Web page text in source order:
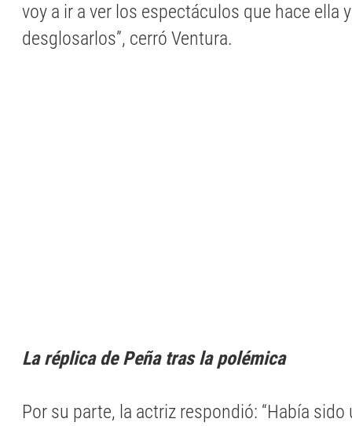
voy a ir a ver los espectáculos que hace ella
desglosarlos”, cerró Ventura.
La réplica de Peña tras la polémica
Por su parte, la actriz respondió: “Había sido